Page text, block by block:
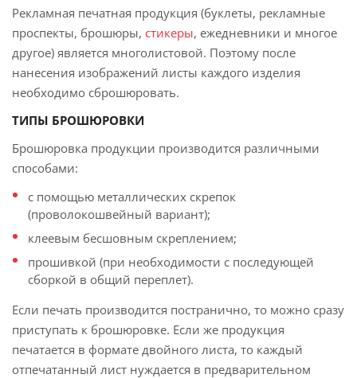
Рекламная печатная продукция (буклеты, рекламные
проспекты, брошюры, стикеры, ежедневники и многое
другое) является многолистовой. Поэтому после
нанесения изображений листы каждого изделия
необходимо сброшюровать.
ТИПЫ БРОШЮРОВКИ
Брошюровка продукции производится различными
способами:
с помощью металлических скрепок
(проволокошвейный вариант);
клеевым бесшовным скреплением;
прошивкой (при необходимости с последующей
сборкой в общий переплет).
Если печать производится постранично, то можно сразу
приступать к брошюровке. Если же продукция
печатается в формате двойного листа, то каждый
отпечатанный лист нуждается в предварительном